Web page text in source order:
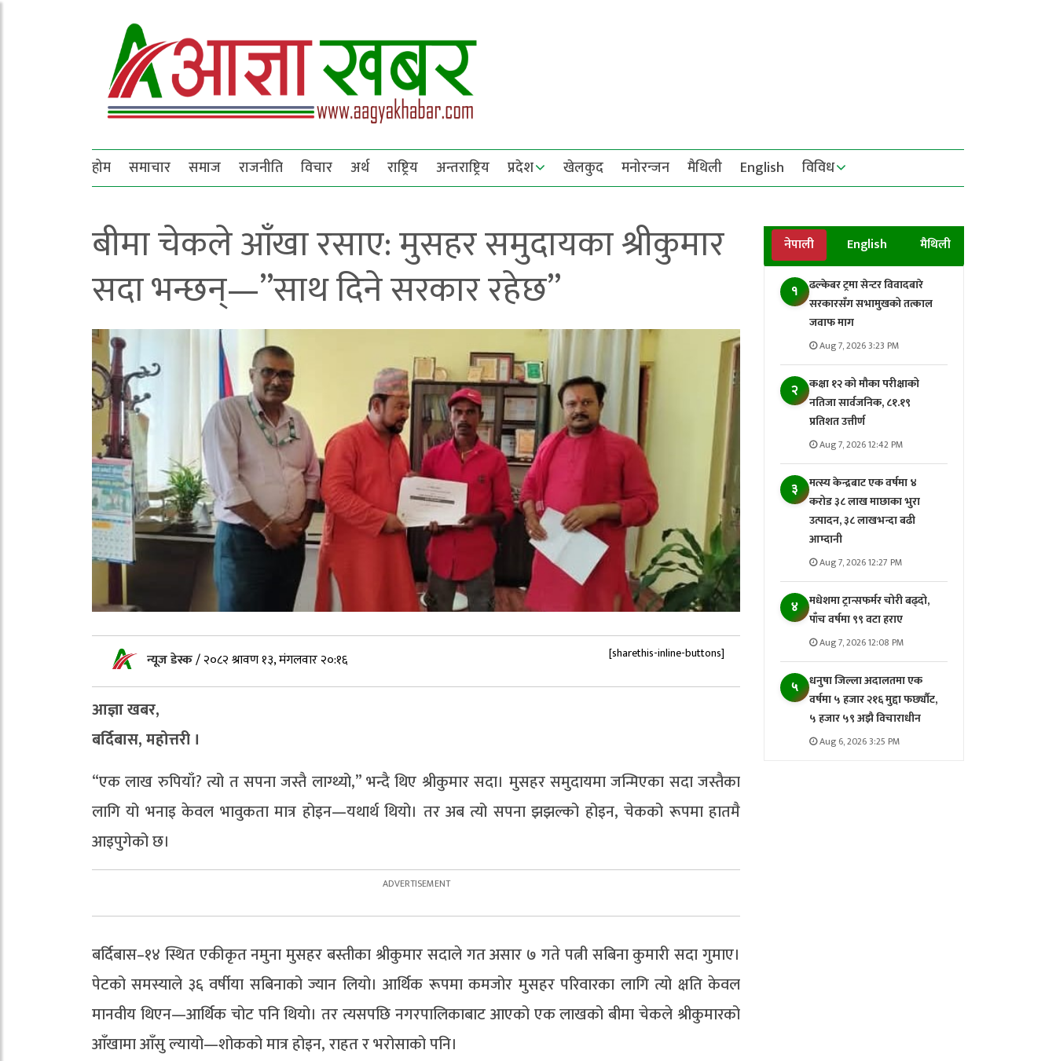
होम समाचार समाज राजनीति विचार अर्थ राष्ट्रिय अन्तराष्ट्रिय प्रदेश खेलकुद मनोरन्जन मैथिली English विविध
बीमा चेकले आँखा रसाए: मुसहर समुदायका श्रीकुमार
सदा भन्छन्—”साथ दिने सरकार रहेछ”
न्यूज डेस्क/२०८२ श्रावण १३, मंगलवार २०:१६ [sharethis-inline-buttons]
आज्ञा खबर,
बर्दिबास, महोत्तरी ।
“एक लाख रुपियाँ? त्यो त सपना जस्तै लाग्थ्यो,” भन्दै थिए श्रीकुमार सदा। मुसहर समुदायमा जन्मिएका सदा जस्तैका
लागि यो भनाइ केवल भावुकता मात्र होइन—यथार्थ थियो। तर अब त्यो सपना झझल्को होइन, चेकको रूपमा हातमै
आइपुगेको छ।
बर्दिबास–१४ स्थित एकीकृत नमुना मुसहर बस्तीका श्रीकुमार सदाले गत असार ७ गते पत्नी सबिना कुमारी सदा गुमाए।
पेटको समस्याले ३६ वर्षीया सबिनाको ज्यान लियो। आर्थिक रूपमा कमजोर मुसहर परिवारका लागि त्यो क्षति केवल
मानवीय थिएन—आर्थिक चोट पनि थियो। तर त्यसपछि नगरपालिकाबाट आएको एक लाखको बीमा चेकले श्रीकुमारको
आँखामा आँसु ल्यायो—शोकको मात्र होइन, राहत र भरोसाको पनि।
नेपाली English मैथिली
१
ढल्केबर ट्रमा सेन्टर विवादबारे
सरकारसँग सभामुखको तत्काल
जवाफ माग
Aug 7, 2026 3:23 PM
२
कक्षा १२ को मौका परीक्षाको
नतिजा सार्वजनिक, ८१.१९
प्रतिशत उत्तीर्ण
Aug 7, 2026 12:42 PM
३
मत्स्य केन्द्रबाट एक वर्षमा ४
करोड ३८ लाख माछाका भुरा
उत्पादन, ३८ लाखभन्दा बढी
आम्दानी
Aug 7, 2026 12:27 PM
४
मधेशमा ट्रान्सफर्मर चोरी बढ्दो,
पाँच वर्षमा ९९ वटा हराए
Aug 7, 2026 12:08 PM
५
धनुषा जिल्ला अदालतमा एक
वर्षमा ५ हजार २१६ मुद्दा फर्छ्यौट,
५ हजार ५९ अझै विचाराधीन
Aug 6, 2026 3:25 PM